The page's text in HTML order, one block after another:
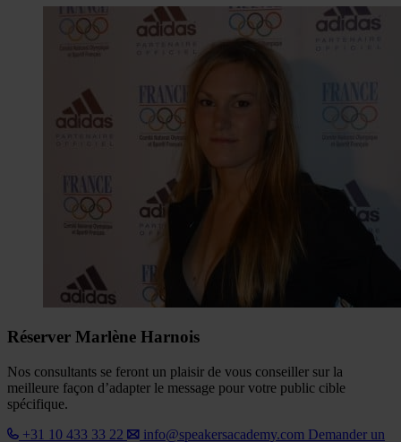
Réserver Marlène Harnois
Nos consultants se feront un plaisir de vous conseiller sur la
meilleure façon d’adapter le message pour votre public cible
spécifique.
+31 10 433 33 22
info@speakersacademy.com Demander un